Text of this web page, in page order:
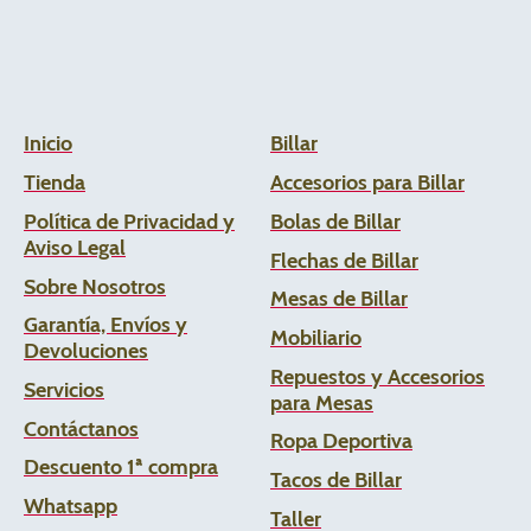
Inicio
Tienda
Política de Privacidad y
Aviso Legal
Sobre Nosotros
Garantía, Envíos y
Devoluciones
Servicios
Contáctanos
Descuento 1ª compra
Whatsapp
Billar
Accesorios para Billar
Bolas de Billar
Flechas de Billar
Mesas de Billar
Mobiliario
Repuestos y Accesorios
para Mesas
Ropa Deportiva
Tacos de Billar
Taller